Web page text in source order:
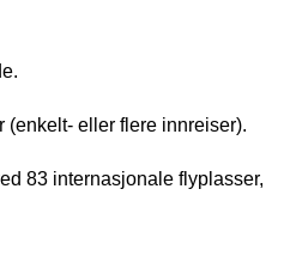
(enkelt- eller flere innreiser).
83 internasjonale flyplasser,